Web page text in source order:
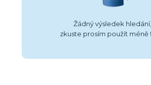
Žádný výsledek hledání,
zkuste prosím použít méně